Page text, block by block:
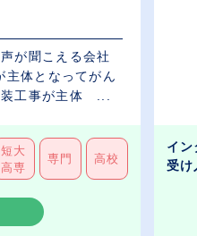
が聞こえる会社
主体となってがん
装工事が主体 ...
短大
高専
専門 高校
イ
受け